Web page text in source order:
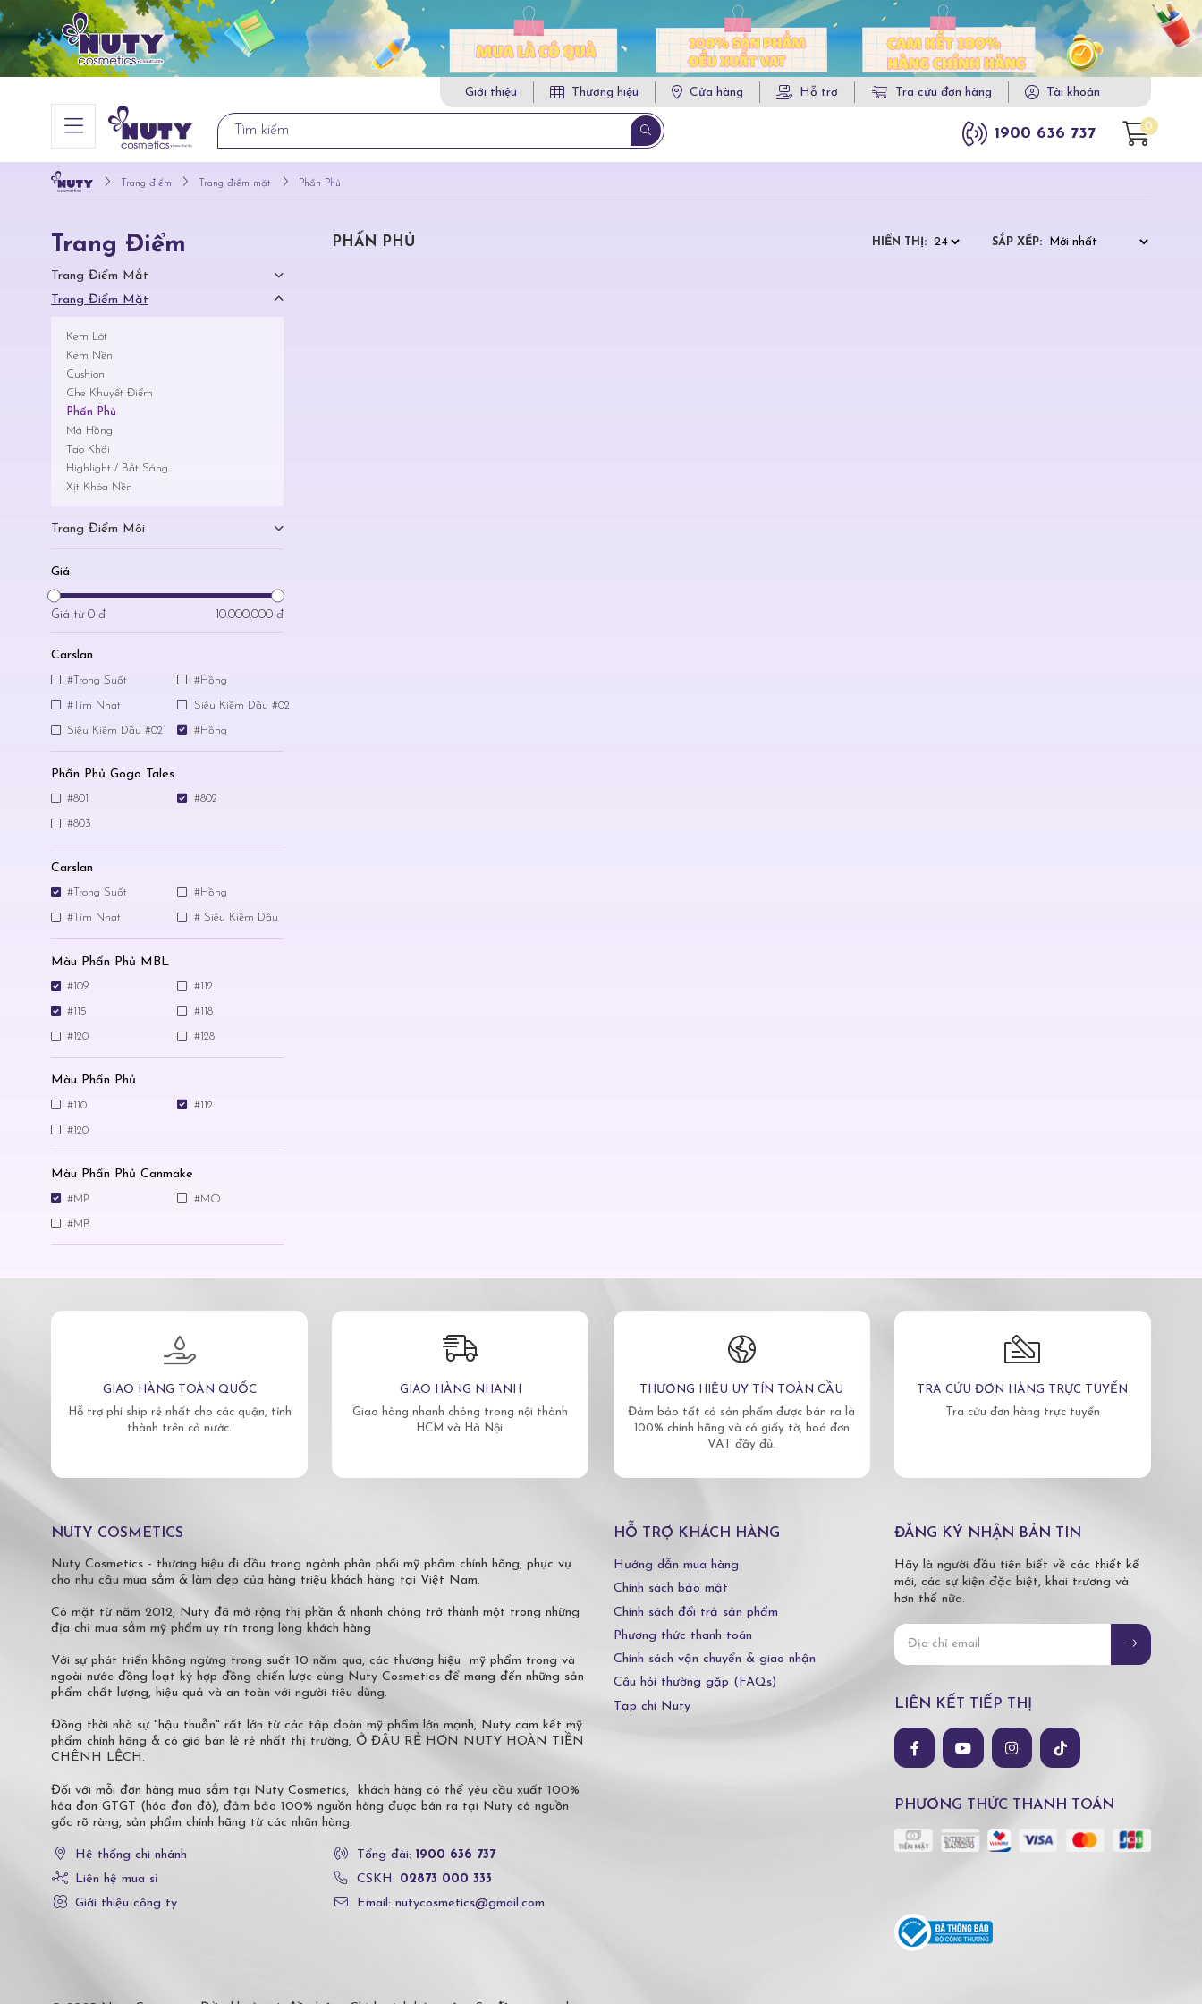
Giới thiệu Thương hiệu Cửa hàng Hỗ trợ Tra cứu đơn hàng Tài khoản
1900 636 737 0
Trang điểm Trang điểm mặt Phấn Phủ
Trang Điểm
Trang Điểm Mắt
Trang Điểm Mặt
Kem Lót
Kem Nền
Cushion
Che Khuyết Điểm
Phấn Phủ
Má Hồng
Tạo Khối
Highlight / Bắt Sáng
Xịt Khóa Nền
Trang Điểm Môi
Giá
Giá từ 0 đ 10.000.000 đ
Carslan
#Trong Suốt #Hồng
#Tím Nhạt Siêu Kiềm Dầu #02
Siêu Kiềm Dầu #02 #Hồng
Phấn Phủ Gogo Tales
#801 #802
#803
Carslan
#Trong Suốt #Hồng
#Tím Nhạt # Siêu Kiềm Dầu
Màu Phấn Phủ MBL
#109 #112
#115 #118
#120 #128
Màu Phấn Phủ
#110 #112
#120
Màu Phấn Phủ Canmake
#MP #MO
#MB
PHẤN PHỦ HIỂN THỊ: SẮP XẾP:
GIAO HÀNG TOÀN QUỐC
Hỗ trợ phí ship rẻ nhất cho các quận, tỉnh
thành trên cả nước.
GIAO HÀNG NHANH
Giao hàng nhanh chóng trong nội thành
HCM và Hà Nội.
THƯƠNG HIỆU UY TÍN TOÀN CẦU
Đảm bảo tất cả sản phẩm được bán ra là
100% chính hãng và có giấy tờ, hoá đơn
VAT đầy đủ.
TRA CỨU ĐƠN HÀNG TRỰC TUYẾN
Tra cứu đơn hàng trực tuyến
NUTY COSMETICS
Nuty Cosmetics - thương hiệu đi đầu trong ngành phân phối mỹ phẩm chính hãng, phục vụ
cho nhu cầu mua sắm & làm đẹp của hàng triệu khách hàng tại Việt Nam.
Có mặt từ năm 2012, Nuty đã mở rộng thị phần & nhanh chóng trở thành một trong những
địa chỉ mua sắm mỹ phẩm uy tín trong lòng khách hàng
Với sự phát triển không ngừng trong suốt 10 năm qua, các thương hiệu mỹ phẩm trong và
ngoài nước đồng loạt ký hợp đồng chiến lược cùng Nuty Cosmetics để mang đến những sản
phẩm chất lượng, hiệu quả và an toàn với người tiêu dùng.
Đồng thời nhờ sự "hậu thuẫn" rất lớn từ các tập đoàn mỹ phẩm lớn mạnh, Nuty cam kết mỹ
phẩm chính hãng & có giá bán lẻ rẻ nhất thị trường, Ở ĐÂU RẺ HƠN NUTY HOÀN TIỀN
CHÊNH LỆCH.
Đối với mỗi đơn hàng mua sắm tại Nuty Cosmetics, khách hàng có thể yêu cầu xuất 100%
hóa đơn GTGT (hóa đơn đỏ), đảm bảo 100% nguồn hàng được bán ra tại Nuty có nguồn
gốc rõ ràng, sản phẩm chính hãng từ các nhãn hàng.
Hệ thống chi nhánh
Liên hệ mua sỉ
Giới thiệu công ty
Tổng đài: 1900 636 737
CSKH: 02873 000 333
Email: nutycosmetics@gmail.com
HỖ TRỢ KHÁCH HÀNG
Hướng dẫn mua hàng
Chính sách bảo mật
Chính sách đổi trả sản phẩm
Phương thức thanh toán
Chính sách vận chuyển & giao nhận
Câu hỏi thường gặp (FAQs)
Tạp chí Nuty
ĐĂNG KÝ NHẬN BẢN TIN
Hãy là người đầu tiên biết về các thiết kế
mới, các sự kiện đặc biệt, khai trương và
hơn thế nữa.
LIÊN KẾT TIẾP THỊ
PHƯƠNG THỨC THANH TOÁN